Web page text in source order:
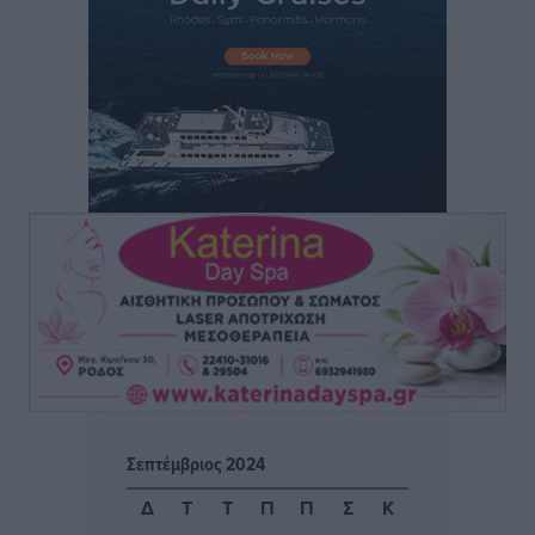
που κανείς δεν ρώτησε
Δημο-Κρίσεις• πριν 7 ώρες
Τα Γλυπτά του Παρθενώνα ως προσωπικό δώρο στον
Τραμπ
Δημο-Κρίσεις πριν 7 ώρες
Το στενό της Κρεμαστής μπήκε στη λίστα των 7
θαυμάτων της αναμονής
Δημο-Κρίσεις πριν 7 ώρες
για τον τουρισμό
πριν 7 ώρες
Σεπτέμβριος 2024
Δ
Τ Τ Π Π Σ Κ